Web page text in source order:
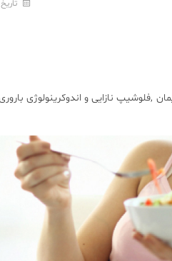
فلوشیپ نازایی و اندوکرینولوژی